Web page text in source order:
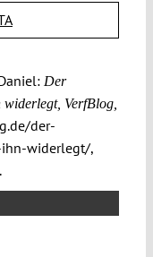
Der
VerfBlog,
der-
widerlegt/,
.